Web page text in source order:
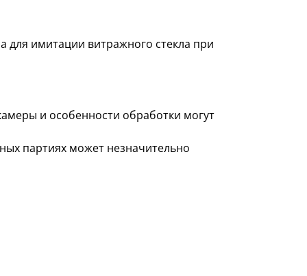
для имитации витражного стекла при
и особенности обработки могут
партиях может незначительно